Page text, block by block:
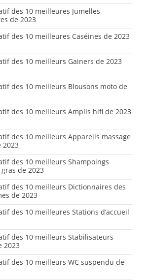
des 10 meilleures Jumelles
de 2023
des 10 meilleures Caséines de 2023
des 10 meilleurs Gainers de 2023
des 10 meilleurs Blousons moto de
des 10 meilleurs Amplis hifi de 2023
des 10 meilleurs Appareils massage
2023
des 10 meilleurs Shampoings
de 2023
des 10 meilleurs Dictionnaires des
de 2023
des 10 meilleures Stations d’accueil
des 10 meilleurs Stabilisateurs
2023
des 10 meilleurs WC suspendu de